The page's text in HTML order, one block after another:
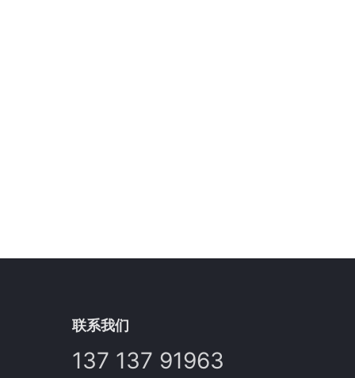
联系我们
137 137 91963